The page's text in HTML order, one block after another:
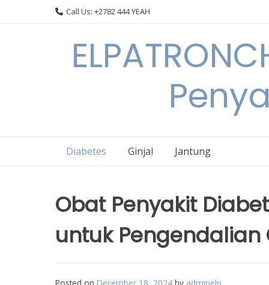
Call Us: +2782 444 YEAH
Diabetes Ginjal Jantung
Obat Penyakit
untuk Pengendalian